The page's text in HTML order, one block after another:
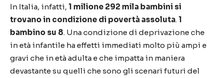
In Italia, infatti, 1 milione 292 mila bambini si
trovano in condizione di povertà assoluta. 1
bambino su 8. Una condizione di deprivazione che
in età infantile ha effetti immediati molto più ampi e
gravi che in età adulta e che impatta in maniera
devastante su quelli che sono gli scenari futuri del